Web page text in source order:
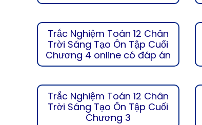
Trắc Nghiệm Toán 12 Chân
Trời Sáng Tạo Ôn Tập Cuối
Chương 4 online có đáp án
Trắc Nghiệm Toán 12 Chân
Trời Sáng Tạo Ôn Tập Cuối
Chương 3